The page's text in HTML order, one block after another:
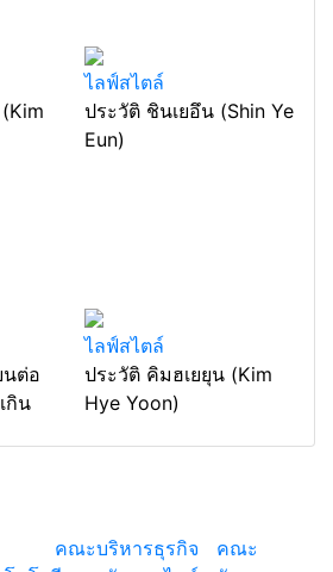
ไลฟ์สไตล์
ประวัติ ชินเยอึน (Shin Ye
Eun)
นต่อ
กิน
ไลฟ์สไตล์
ประวัติ คิมฮเยยุน (Kim
Hye Yoon)
คณะบริหารธุรกิจ
คณะ